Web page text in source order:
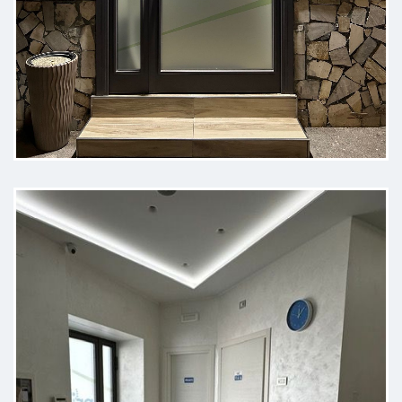
un grande prifessionista per me il
migliore in assoluto
Il dottore e tutto il personale mi
hanno trasmesso subito
competenza e professionalità